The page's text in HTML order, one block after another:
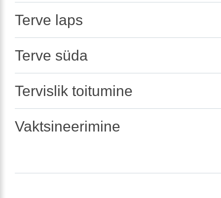
Terve laps
Terve süda
Tervislik toitumine
Vaktsineerimine